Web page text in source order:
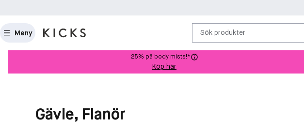
Meny Sök produkter
25% på body mists!*
Köp här
Gävle, Flanör